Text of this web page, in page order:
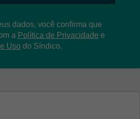
dados, você confirma que
a Política de Privacidade e
Uso do Síndico.